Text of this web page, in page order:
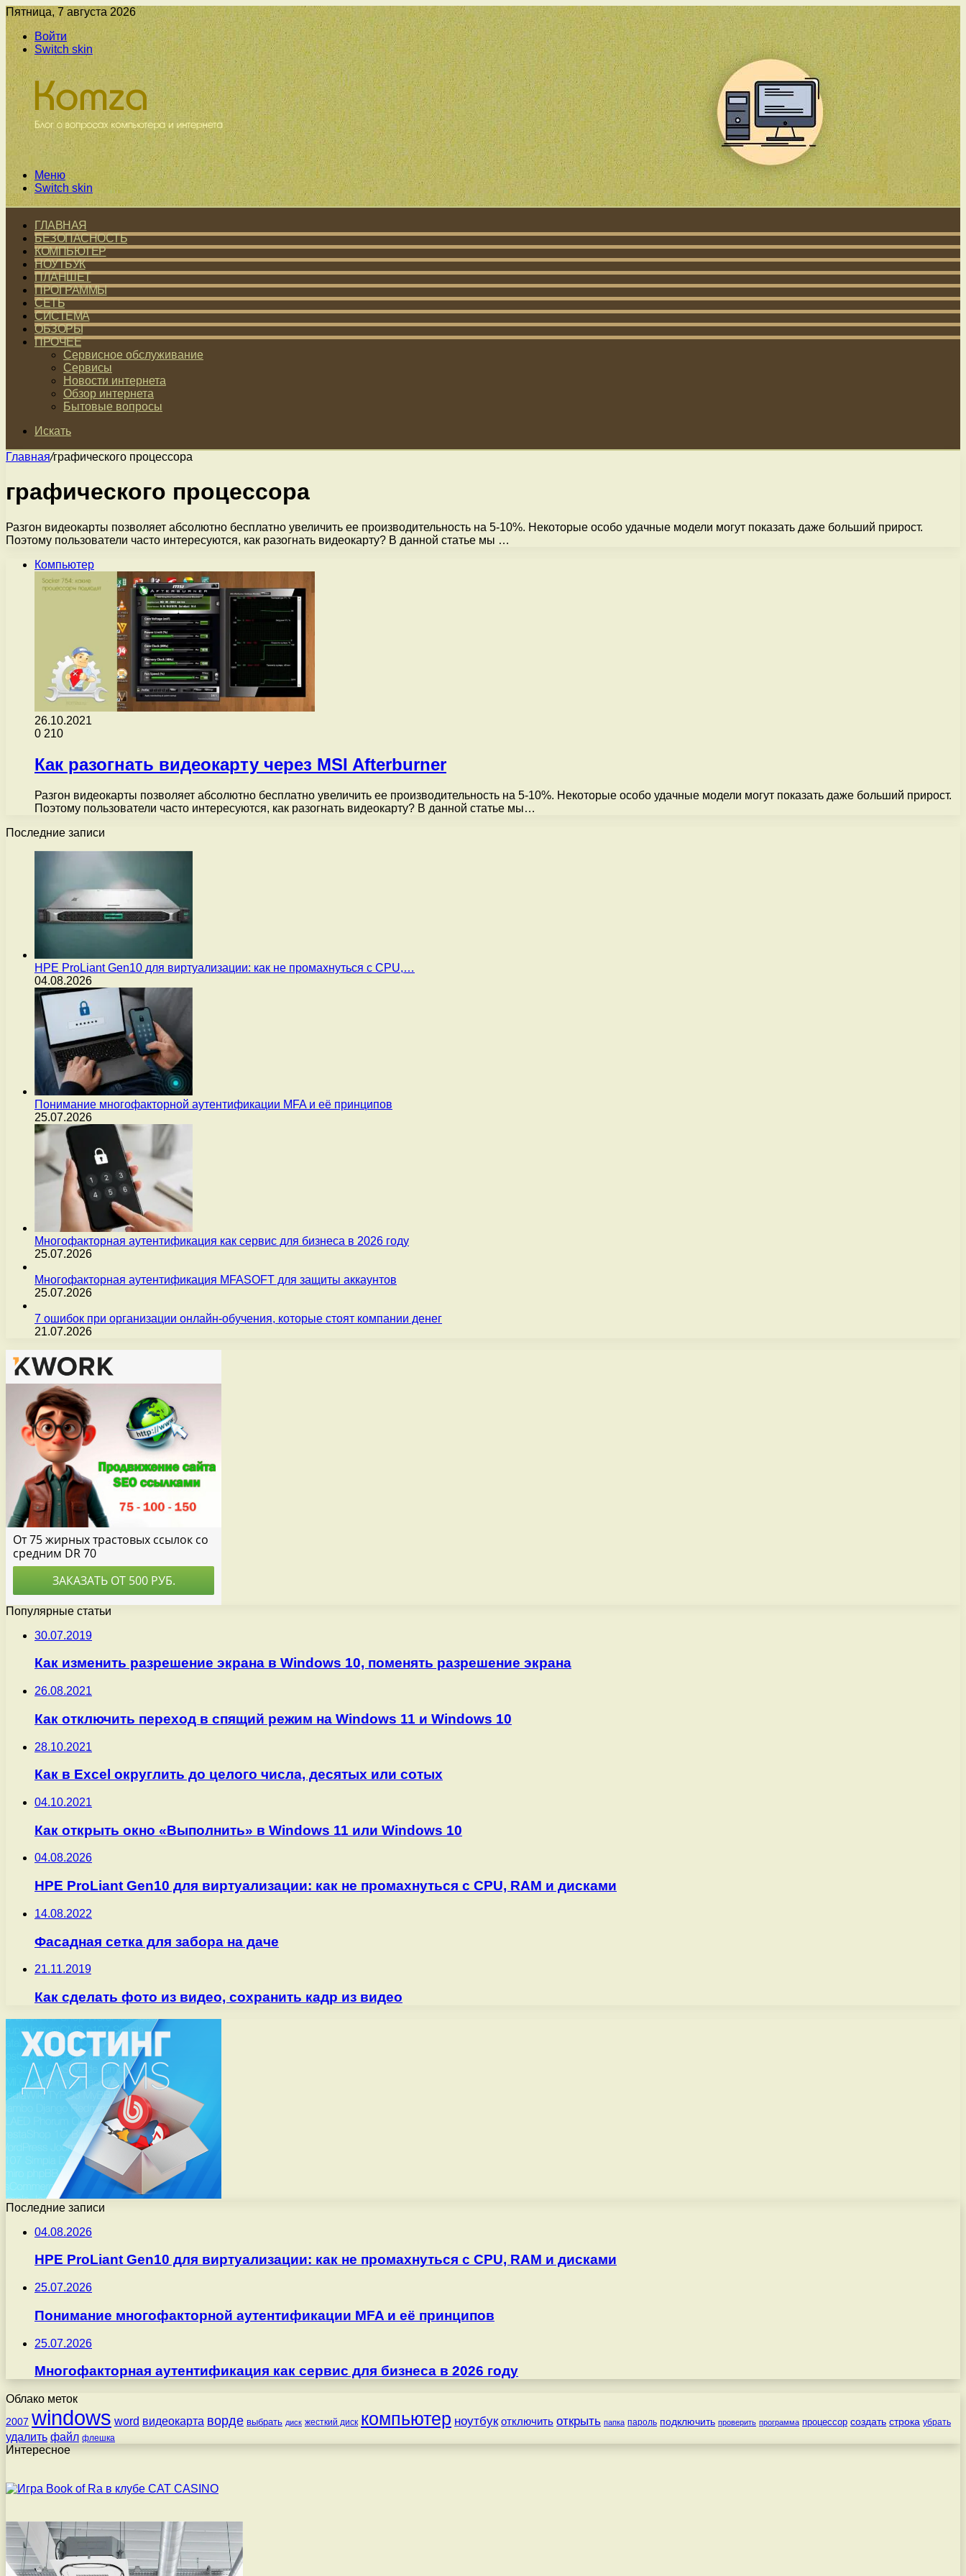
Пятница, 7 августа 2026
Войти
Switch skin
Меню
Switch skin
ГЛАВНАЯ
БЕЗОПАСНОСТЬ
КОМПЬЮТЕР
НОУТБУК
ПЛАНШЕТ
ПРОГРАММЫ
СЕТЬ
СИСТЕМА
ОБЗОРЫ
ПРОЧЕЕ
Сервисное обслуживание
Сервисы
Новости интернета
Обзор интернета
Бытовые вопросы
Искать
Главная/графического процессора
графического процессора
Разгон видеокарты позволяет абсолютно бесплатно увеличить ее производительность на 5-10%. Некоторые особо удачные модели могут показать даже больший прирост.
Поэтому пользователи часто интересуются, как разогнать видеокарту? В данной статье мы …
Компьютер
26.10.2021
0 210
Как разогнать видеокарту через MSI Afterburner
Разгон видеокарты позволяет абсолютно бесплатно увеличить ее производительность на 5-10%. Некоторые особо удачные модели могут показать даже больший прирост.
Поэтому пользователи часто интересуются, как разогнать видеокарту? В данной статье мы…
Последние записи
HPE ProLiant Gen10 для виртуализации: как не промахнуться с CPU,…
04.08.2026
Понимание многофакторной аутентификации MFA и её принципов
25.07.2026
Многофакторная аутентификация как сервис для бизнеса в 2026 году
25.07.2026
Многофакторная аутентификация MFASOFT для защиты аккаунтов
25.07.2026
7 ошибок при организации онлайн-обучения, которые стоят компании денег
21.07.2026
Популярные статьи
30.07.2019
Как изменить разрешение экрана в Windows 10, поменять разрешение экрана
26.08.2021
Как отключить переход в спящий режим на Windows 11 и Windows 10
28.10.2021
Как в Excel округлить до целого числа, десятых или сотых
04.10.2021
Как открыть окно «Выполнить» в Windows 11 или Windows 10
04.08.2026
HPE ProLiant Gen10 для виртуализации: как не промахнуться с CPU, RAM и дисками
14.08.2022
Фасадная сетка для забора на даче
21.11.2019
Как сделать фото из видео, сохранить кадр из видео
Последние записи
04.08.2026
HPE ProLiant Gen10 для виртуализации: как не промахнуться с CPU, RAM и дисками
25.07.2026
Понимание многофакторной аутентификации MFA и её принципов
25.07.2026
Многофакторная аутентификация как сервис для бизнеса в 2026 году
Облако меток
2007 windows word видеокарта ворде выбрать диск жесткий диск компьютер ноутбук отключить открыть папка пароль подключить проверить программа процессор создать строка убрать
удалить файл флешка
Интересное